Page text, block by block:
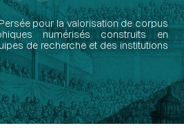
pour la valorisation de corpus
numérisés construits en
de recherche et des institutions